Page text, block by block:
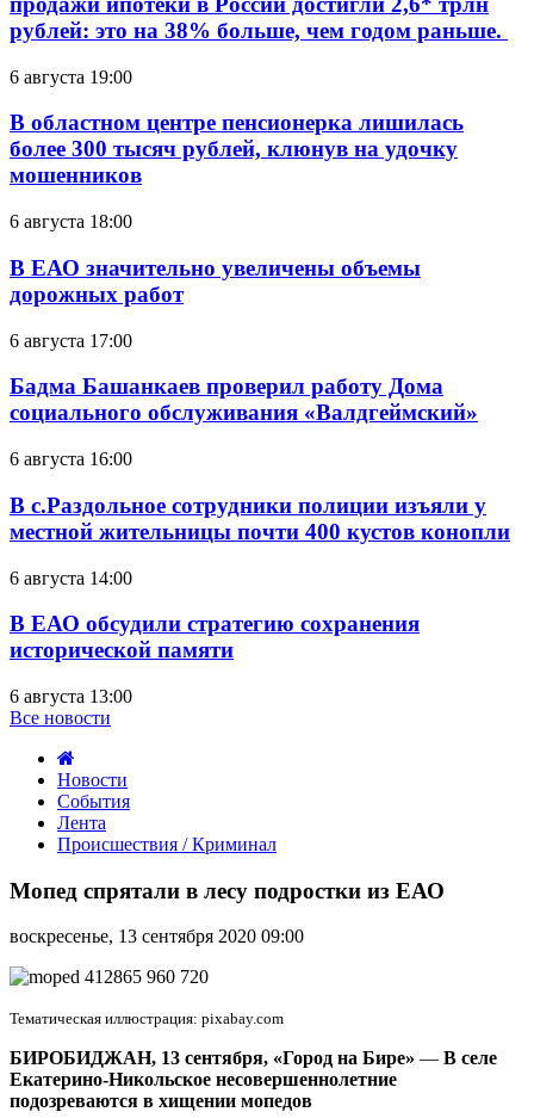
рублей: это на 38% больше, чем годом раньше.
6 августа 19:00
В областном центре пенсионерка лишилась
более 300 тысяч рублей, клюнув на удочку
мошенников
6 августа 18:00
В ЕАО значительно увеличены объемы
дорожных работ
6 августа 17:00
Бадма Башанкаев проверил работу Дома
социального обслуживания «Валдгеймский»
6 августа 16:00
В с.Раздольное сотрудники полиции изъяли у
местной жительницы почти 400 кустов конопли
6 августа 14:00
В ЕАО обсудили стратегию сохранения
исторической памяти
6 августа 13:00
Все новости
Новости
События
Лента
Происшествия / Криминал
спрятали
лесу
подростки
из
ЕАО
Мопед спрятали в лесу подростки из ЕАО
воскресенье, 13 сентября 2020 09:00
Тематическая иллюстрация: pixabay.com
БИРОБИДЖАН, 13 сентября, «Город на Бире» — В селе
Екатерино-Никольское несовершеннолетние
подозреваются в хищении мопедов